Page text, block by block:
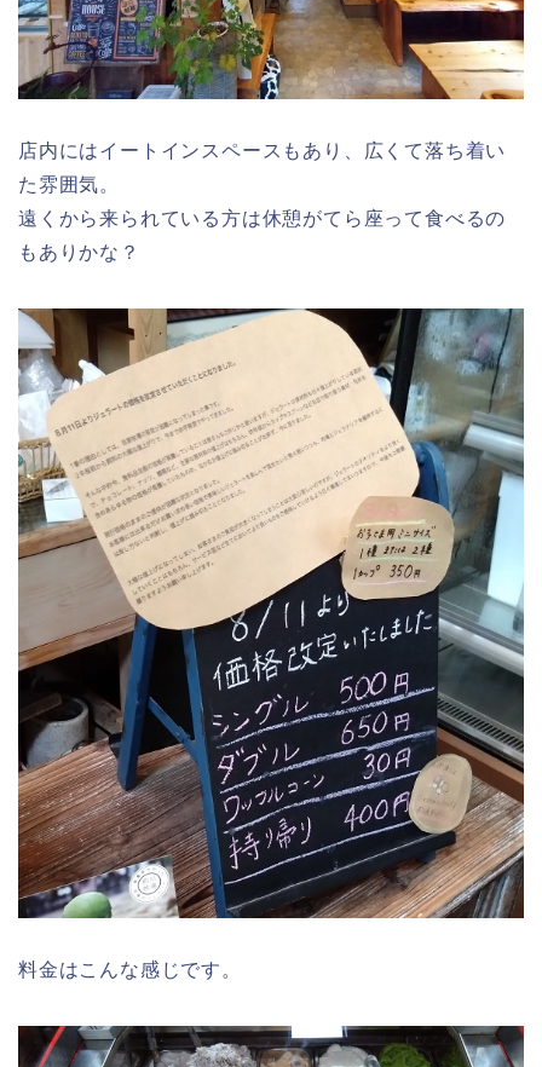
店内にはイートインスペースもあり、広くて落ち着い
た雰囲気。
遠くから来られている方は休憩がてら座って食べるの
もありかな？
料金はこんな感じです。